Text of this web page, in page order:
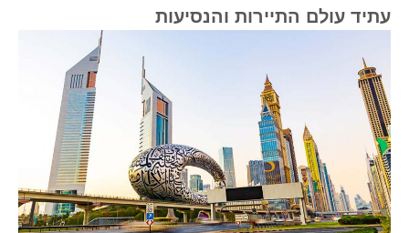
עתיד עולם התיירות והנסיעות